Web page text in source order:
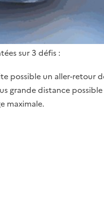
sur 3 défis :
possible un aller-retour
grande distance
maximale.